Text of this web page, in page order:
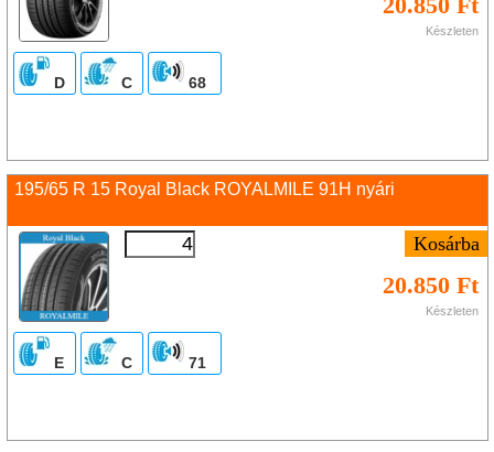
Készleten
D C 68
195/65 R 15 Royal Black ROYALMILE 91H nyári
20.850 Ft
Készleten
E C 71